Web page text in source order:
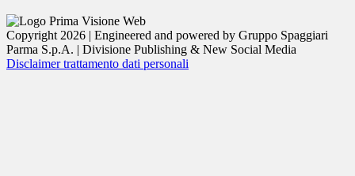
Copyright 2026 | Engineered and powered by Gruppo Spaggiari
Parma S.p.A. | Divisione Publishing & New Social Media
Disclaimer trattamento dati personali